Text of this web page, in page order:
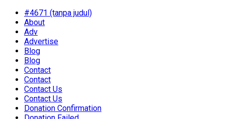
#4671 (tanpa judul)
About
Adv
Advertise
Blog
Blog
Contact
Contact
Contact Us
Contact Us
Donation Confirmation